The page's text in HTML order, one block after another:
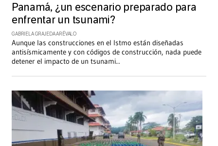
Panamá, ¿un escenario preparado para
enfrentar un tsunami?
GABRIELA GRAJEDA ARÉVALO
Aunque las construcciones en el Istmo están diseñadas
antisísmicamente y con códigos de construcción, nada puede
detener el impacto de un tsunami...